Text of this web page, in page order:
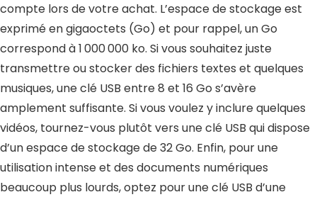
compte lors de votre achat. L’espace de stockage est
exprimé en gigaoctets (Go) et pour rappel, un Go
correspond à 1 000 000 ko. Si vous souhaitez juste
transmettre ou stocker des fichiers textes et quelques
musiques, une clé USB entre 8 et 16 Go s’avère
amplement suffisante. Si vous voulez y inclure quelques
vidéos, tournez-vous plutôt vers une clé USB qui dispose
d’un espace de stockage de 32 Go. Enfin, pour une
utilisation intense et des documents numériques
beaucoup plus lourds, optez pour une clé USB d’une